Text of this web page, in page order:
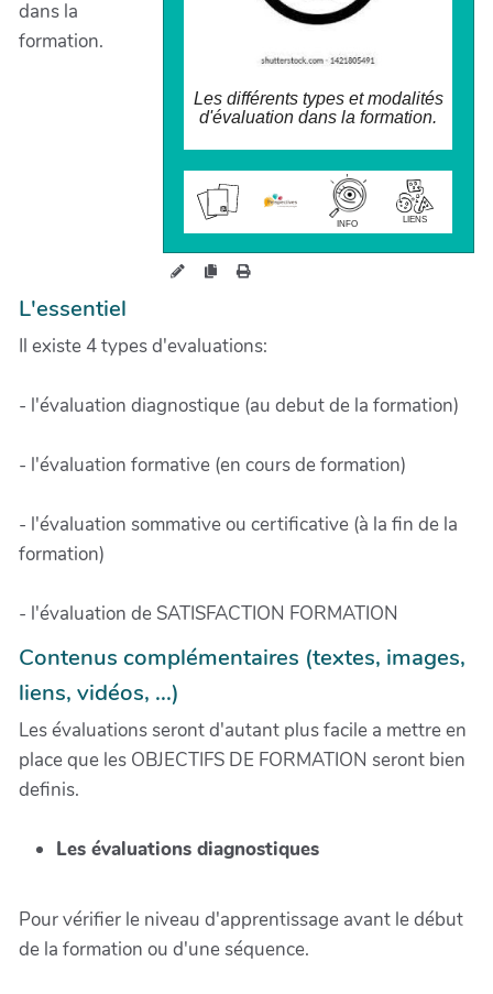
Les différents types et modalités
d'évaluation dans la formation.
INFO
LIENS
wiki.perspectives.coop/forma
tion/?EvaluatioN
dans la
formation.
L'essentiel
Il existe 4 types d'evaluations:
- l'évaluation diagnostique (au debut de la formation)
- l'évaluation formative (en cours de formation)
- l'évaluation sommative ou certificative (à la fin de la
formation)
- l'évaluation de SATISFACTION FORMATION
Contenus complémentaires (textes, images,
liens, vidéos, ...)
Les évaluations seront d'autant plus facile a mettre en
place que les OBJECTIFS DE FORMATION seront bien
definis.
Les évaluations diagnostiques
Pour vérifier le niveau d'apprentissage avant le début
de la formation ou d'une séquence.